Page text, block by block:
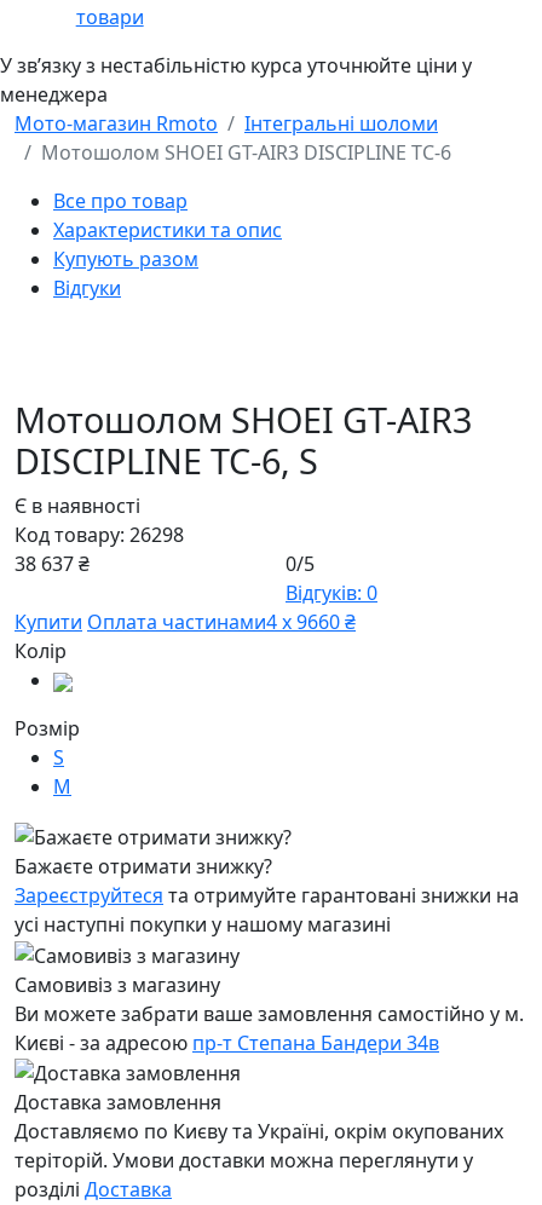
товари
У звʼязку з нестабільністю курса уточнюйте ціни у
менеджера
Мото-магазин Rmoto
Інтегральні шоломи
Мотошолом SHOEI GT-AIR3 DISCIPLINE TC-6
Все про товар
Характеристики та опис
Купують разом
Відгуки
Мотошолом SHOEI GT-AIR3
DISCIPLINE TC-6, S
Є в наявності
Код товару: 26298
38 637 ₴
0/5
Відгуків: 0
Купити Оплата частинами4 х 9660 ₴
Колір
Розмір
S
M
Бажаєте отримати знижку?
Зареєструйтеся та отримуйте гарантовані знижки на
усі наступні покупки у нашому магазині
Самовивіз з магазину
Ви можете забрати ваше замовлення самостійно у м.
Києві - за адресою пр-т Степана Бандери 34в
Доставка замовлення
Доставляємо по Києву та Україні, окрім окупованих
теріторій. Умови доставки можна переглянути у
розділі Доставка